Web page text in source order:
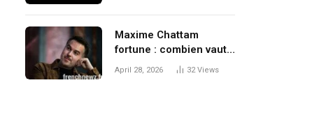
Maxime Chattam
fortune : combien vaut
réellement l’auteur à
April 28, 2026 32Views